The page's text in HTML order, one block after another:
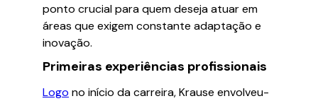
ponto crucial para quem deseja atuar em
áreas que exigem constante adaptação e
inovação.
Primeiras experiências profissionais
Logo no início da carreira, Krause envolveu-